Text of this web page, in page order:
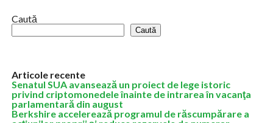
Caută
Caută
Articole recente
Senatul SUA avansează un proiect de lege istoric
privind criptomonedele înainte de intrarea în vacanţa
parlamentară din august
Berkshire accelerează programul de răscumpărare a